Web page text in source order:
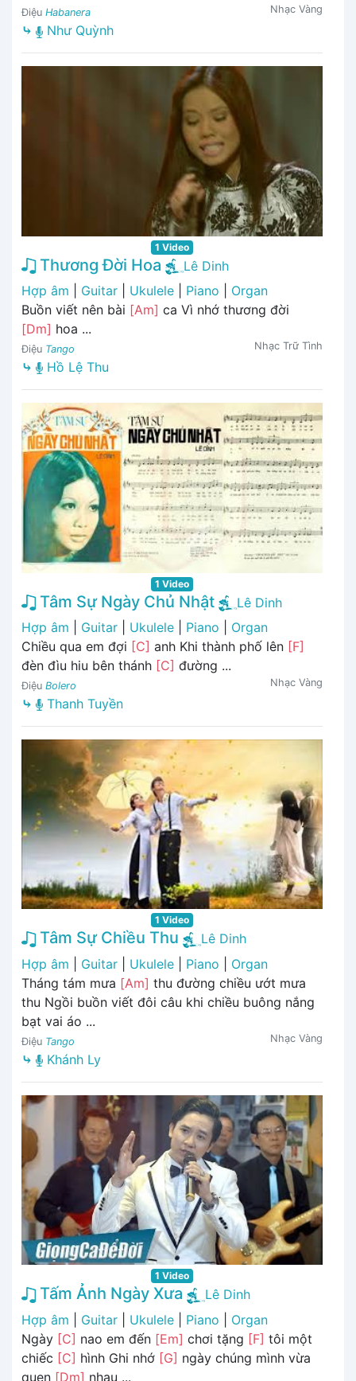
Điệu Habanera Nhạc Vàng
⤷ Như Quỳnh
1 Video
Thương Đời Hoa
Lê Dinh
Hợp âm
Guitar Ukulele Piano
Organ
Buồn viết nên bài [Am] ca Vì nhớ thương đời
[Dm] hoa ...
Điệu Tango Nhạc Trữ Tình
⤷ Hồ Lệ Thu
1 Video
Tâm Sự Ngày Chủ Nhật
Lê Dinh
Hợp âm
Guitar Ukulele Piano
Organ
Chiều qua em đợi [C] anh Khi thành phố lên [F]
đèn đìu hiu bên thánh [C] đường ...
Điệu Bolero Nhạc Vàng
⤷ Thanh Tuyền
1 Video
Tâm Sự Chiều Thu
Lê Dinh
Hợp âm
Guitar Ukulele Piano
Organ
Tháng tám mưa [Am] thu đường chiều ướt mưa
thu Ngồi buồn viết đôi câu khi chiều buông nắng
bạt vai áo ...
Điệu Tango Nhạc Vàng
⤷ Khánh Ly
1 Video
Tấm Ảnh Ngày Xưa
Lê Dinh
Hợp âm
Guitar Ukulele Piano
Organ
Ngày [C] nao em đến [Em] chơi tặng [F] tôi một
chiếc [C] hình Ghi nhớ [G] ngày chúng mình vừa
quen [Dm] nhau ...